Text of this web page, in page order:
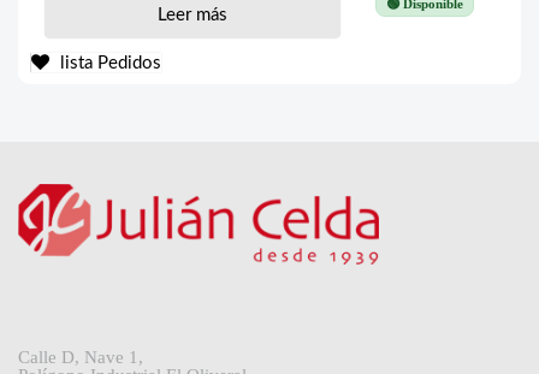
🟢 Disponible
Leer más
lista Pedidos
Calle D, Nave 1,